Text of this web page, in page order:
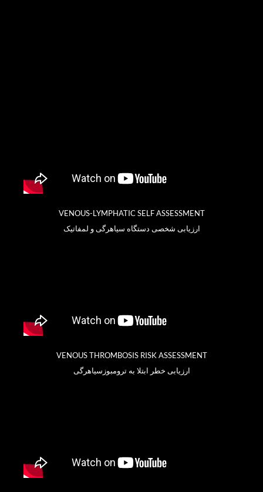
VENOUS-LYMPHATIC SELFASSESSMENT
ارزیابی شخصی دستگاه سیاهرگی و لمفاتیک
VENOUS THROMBOSIS RISK ASSESSMENT
ارزیابی خطر ابتلا به ترومبوزسیاهرگی